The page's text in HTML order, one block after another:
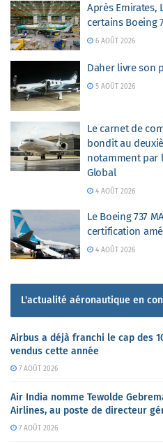
Après Emirates,
certains Boeing
6 AOÛT 2026
Daher livre son
5 AOÛT 2026
Le carnet de
bondit au
notamment par
Global
4 AOÛT 2026
Le Boeing 737
certification
4 AOÛT 2026
L'actualité aéronautique en
Airbus a déjà franchi le cap des
vendus cette année
7 AOÛT 2026
Air India nomme Tewolde
Airlines, au poste de directeur
7 AOÛT 2026